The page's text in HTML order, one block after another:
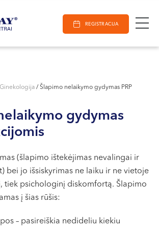
REGISTRACIJA
Ginekologija / Šlapimo nelaikymo gydymas PRP
gydymas
(šlapimo ištekėjimas nevalingai ir
bei jo išsiskyrimas ne laiku ir ne vietoje
tiek psichologinį diskomfortą. Šlapimo
į šias rūšis:
– pasireiškia nedideliu kiekiu